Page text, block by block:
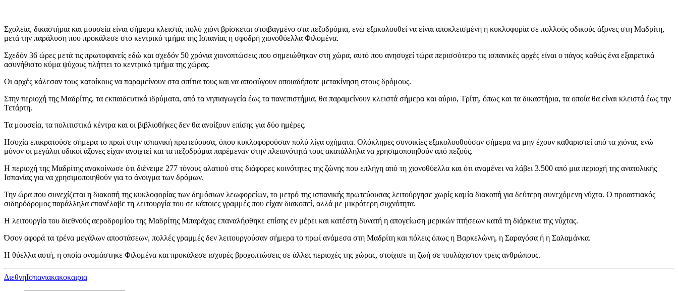
Σχολεία, δικαστήρια και μουσεία είναι σήμερα κλειστά, πολύ χιόνι βρίσκεται στοιβαγμένο στα πεζοδρόμια, ενώ εξακολουθεί να είναι αποκλεισμένη η κυκλοφορία σε πολλούς οδικούς άξονες στη Μαδρίτη,
μετά την παράλυση που προκάλεσε στο κεντρικό τμήμα της Ισπανίας η σφοδρή χιονοθύελλα Φιλομένα.
Σχεδόν 36 ώρες μετά τις πρωτοφανείς εδώ και σχεδόν 50 χρόνια χιονοπτώσεις που σημειώθηκαν στη χώρα, αυτό που ανησυχεί τώρα περισσότερο τις ισπανικές αρχές είναι ο πάγος καθώς ένα εξαιρετικά
ασυνήθιστο κύμα ψύχους πλήττει το κεντρικό τμήμα της χώρας.
Οι αρχές κάλεσαν τους κατοίκους να παραμείνουν στα σπίτια τους και να αποφύγουν οποιαδήποτε μετακίνηση στους δρόμους.
Στην περιοχή της Μαδρίτης, τα εκπαιδευτικά ιδρύματα, από τα νηπιαγωγεία έως τα πανεπιστήμια, θα παραμείνουν κλειστά σήμερα και αύριο, Τρίτη, όπως και τα δικαστήρια, τα οποία θα είναι κλειστά έως την
Τετάρτη.
Τα μουσεία, τα πολιτιστικά κέντρα και οι βιβλιοθήκες δεν θα ανοίξουν επίσης για δύο ημέρες.
Ησυχία επικρατούσε σήμερα το πρωί στην ισπανική πρωτεύουσα, όπου κυκλοφορούσαν πολύ λίγα οχήματα. Ολόκληρες συνοικίες εξακολουθούσαν σήμερα να μην έχουν καθαριστεί από τα χιόνια, ενώ
μόνον οι μεγάλοι οδικοί άξονες είχαν ανοιχτεί και τα πεζοδρόμια παρέμεναν στην πλειονότητά τους ακατάλληλα να χρησιμοποιηθούν από πεζούς.
Η περιοχή της Μαδρίτης ανακοίνωσε ότι διένειμε 277 τόνους αλατιού στις διάφορες κοινότητες της ζώνης που επλήγη από τη χιονοθύελλα και ότι αναμένει να λάβει 3.500 από μια περιοχή της ανατολικής
Ισπανίας για να χρησιμοποιηθούν για το άνοιγμα των δρόμων.
Την ώρα που συνεχίζεται η διακοπή της κυκλοφορίας των δημόσιων λεωφορείων, το μετρό της ισπανικής πρωτεύουσας λειτούργησε χωρίς καμία διακοπή για δεύτερη συνεχόμενη νύχτα. Ο προαστιακός
σιδηρόδρομος παράλληλα επανέλαβε τη λειτουργία του σε κάποιες γραμμές που είχαν διακοπεί, αλλά με μικρότερη συχνότητα.
Η λειτουργία του διεθνούς αεροδρομίου της Μαδρίτης Μπαράχας επαναλήφθηκε επίσης εν μέρει και κατέστη δυνατή η απογείωση μερικών πτήσεων κατά τη διάρκεια της νύχτας.
Όσον αφορά τα τρένα μεγάλων αποστάσεων, πολλές γραμμές δεν λειτουργούσαν σήμερα το πρωί ανάμεσα στη Μαδρίτη και πόλεις όπως η Βαρκελώνη, η Σαραγόσα ή η Σαλαμάνκα.
Η θύελλα αυτή, η οποία ονομάστηκε Φιλομένα και προκάλεσε ισχυρές βροχοπτώσεις σε άλλες περιοχές της χώρας, στοίχισε τη ζωή σε τουλάχιστον τρεις ανθρώπους.
ΔιεθνηΙσπανιακακοκαιρια